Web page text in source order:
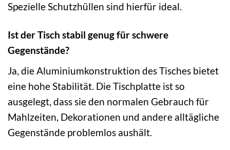
Spezielle Schutzhüllen sind hierfür ideal.
Ist der Tisch stabil genug für schwere
Gegenstände?
Ja, die Aluminiumkonstruktion des Tisches bietet
eine hohe Stabilität. Die Tischplatte ist so
ausgelegt, dass sie den normalen Gebrauch für
Mahlzeiten, Dekorationen und andere alltägliche
Gegenstände problemlos aushält.